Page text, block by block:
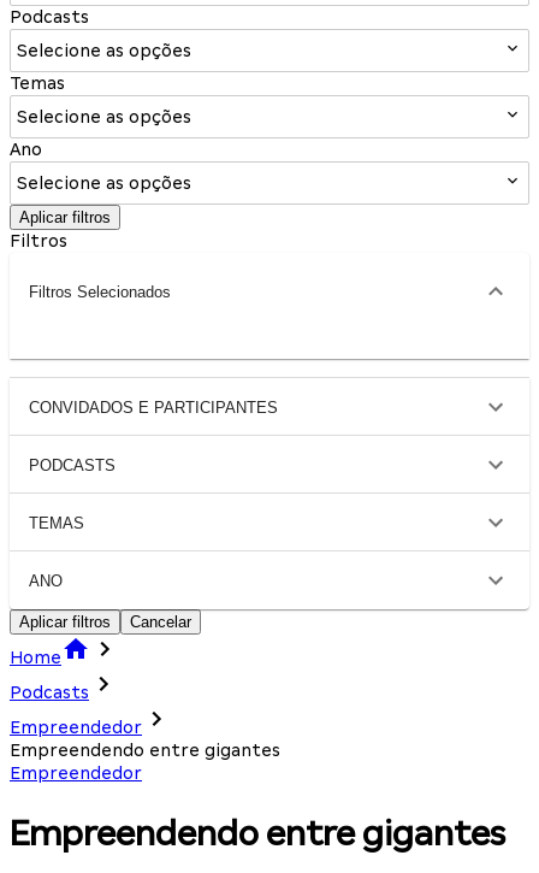
Podcasts
Selecione as opções
Temas
Selecione as opções
Ano
Selecione as opções
Aplicar filtros
Filtros
Filtros Selecionados
CONVIDADOS E PARTICIPANTES
PODCASTS
TEMAS
ANO
Aplicar filtros Cancelar
Home
Podcasts
Empreendedor
Empreendendo entre gigantes
Empreendedor
Empreendendo entre gigantes